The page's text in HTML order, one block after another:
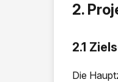
2.
2.1
Die